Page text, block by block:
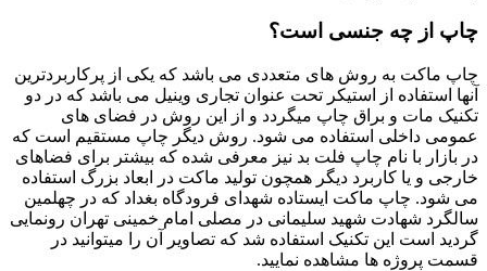
چاپ از چه جنسی است؟
چاپ ماکت به روش های متعددی می باشد که یکی از پرکاربردترین
آنها استفاده از استیکر تحت عنوان تجاری وینیل می باشد که در دو
تکنیک مات و براق چاپ میگردد و از این روش در فضای های
عمومی داخلی استفاده می شود. روش دیگر چاپ مستقیم است که
در بازار با نام چاپ فلت بد نیز معرفی شده که بیشتر برای فضاهای
خارجی و یا کاربرد دیگر همچون تولید ماکت در ابعاد بزرگ استفاده
می شود. چاپ ماکت ایستاده شهدای فرودگاه بغداد که در چهلمین
سالگرد شهادت شهید سلیمانی در مصلی امام خمینی تهران رونمایی
گردید است این تکنیک استفاده شد که تصاویر آن را میتوانید در
قسمت پروژه ها مشاهده نمایید.